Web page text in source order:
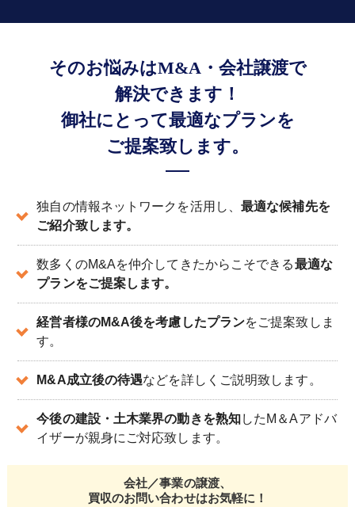
そのお悩みはM&A・会社譲渡で
解決できます！
御社にとって最適なプランを
ご提案致します。
独自の情報ネットワークを活用し、 最適な候補先を
ご紹介致します。
数多くのM&Aを仲介してきたからこそできる最適な
プランをご提案します。
経営者様のM&A後を考慮したプランをご提案致しま
す。
M&A成立後の待遇などを詳しくご説明致します。
今後の建設・土木業界の動きを熟知したM＆Aアドバ
イザーが親身にご対応致します。
会社／事業の譲渡、
買収のお問い合わせはお気軽に！